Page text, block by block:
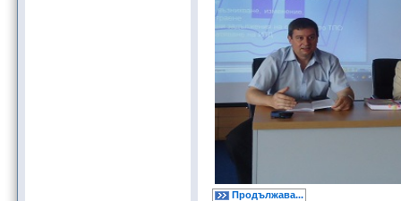
Продължава...